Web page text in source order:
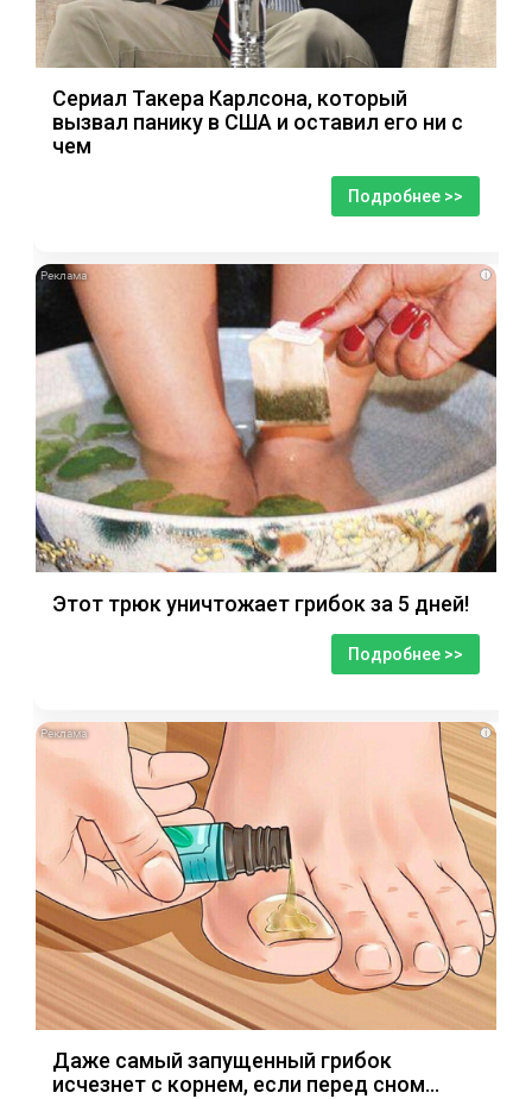
Сериал Такера Карлсона, который
вызвал панику в США и оставил его ни с
чем
Подробнее >>
i
Этот трюк уничтожает грибок за 5 дней!
Подробнее >>
i
Даже самый запущенный грибок
исчезнет с корнем, если перед сном…